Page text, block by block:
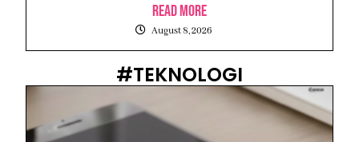
Read More
August 8, 2026
#TEKNOLOGI